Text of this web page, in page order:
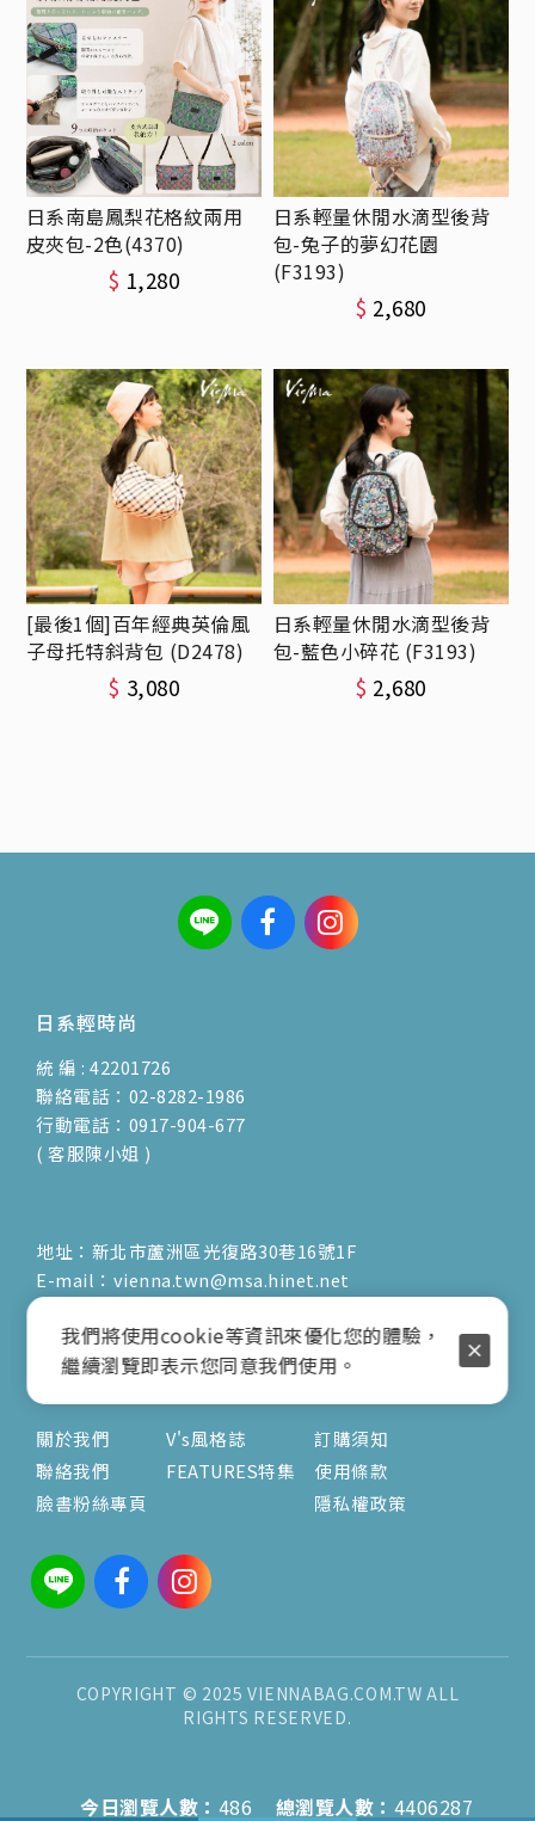
日系南島鳳梨花格紋兩用
皮夾包-2色(4370)
$ 1,280
日系輕量休閒水滴型後背
包-兔子的夢幻花園
(F3193)
$ 2,680
[最後1個]百年經典英倫風
子母托特斜背包 (D2478)
$ 3,080
日系輕量休閒水滴型後背
包-藍色小碎花 (F3193)
$ 2,680
日系輕時尚
統 編 : 42201726
聯絡電話：02-8282-1986
行動電話：0917-904-677
( 客服陳小姐 )
地址：新北市蘆洲區光復路30巷16號1F
E-mail：vienna.twn@msa.hinet.net
營業時間：9:00am-17:00pm
( 公休日詳見臉書粉專置頂文 )
關於我們
聯絡我們
臉書粉絲專頁
V's風格誌
FEATURES特集
訂購須知
使用條款
隱私權政策
COPYRIGHT © 2025 VIENNABAG.COM.TW ALL
RIGHTS RESERVED.
今日瀏覽人數： 486 總瀏覽人數： 4406287
我們將使用cookie等資訊來優化您的體驗，
繼續瀏覽即表示您同意我們使用。